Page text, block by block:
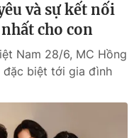
và sự kết nối
cho con
Nam 28/6, MC Hồng
đặc biệt tới gia đình